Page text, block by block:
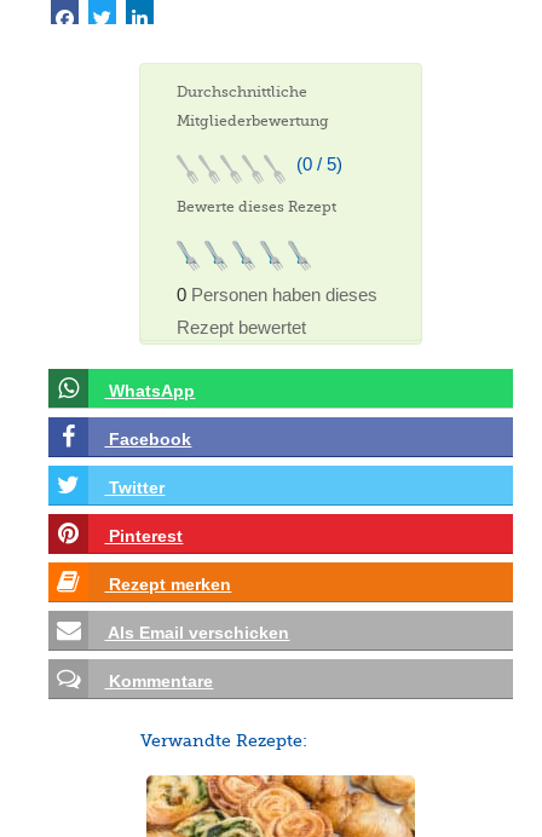
Durchschnittliche
Mitgliederbewertung
(0 / 5)
Bewerte dieses Rezept
0 Personen haben dieses
Rezept bewertet
WhatsApp
Facebook
Twitter
Pinterest
Rezept merken
Als Email verschicken
Kommentare
Verwandte Rezepte: